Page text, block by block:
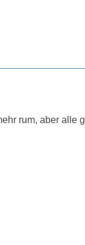
rum, aber alle